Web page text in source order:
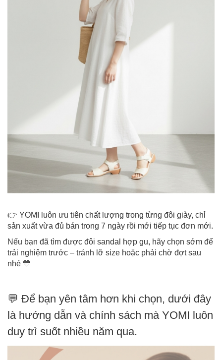
👉 YOMI luôn ưu tiên chất lượng trong từng đôi giày, chỉ
sản xuất vừa đủ bán trong 7 ngày rồi mới tiếp tục đơn mới.
Nếu bạn đã tìm được đôi sandal hợp gu, hãy chọn sớm để
trải nghiệm trước – tránh lỡ size hoặc phải chờ đợt sau
nhé 💛
💬 Để bạn yên tâm hơn khi chọn, dưới đây
là hướng dẫn và chính sách mà YOMI luôn
duy trì suốt nhiều năm qua.